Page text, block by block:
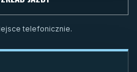
telefonicznie.